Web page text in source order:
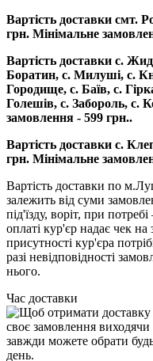
Вартість доставки смт.
грн. Мінімальне
Вартість доставки с.
Боратин, с. Милуші, с.
Городище, с. Баїв, с.
Голешів, с. Забороль, с.
замовлення - 599 грн..
Вартість доставки с.
грн. Мінімальне
Вартість доставки по
залежить від суми
під'їзду, воріт, при
оплаті кур'єр надає чек
присутності кур'єра
разі невідповідності
нього.
Час доставки